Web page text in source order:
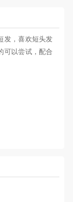
发，喜欢短头发
可以尝试，配合